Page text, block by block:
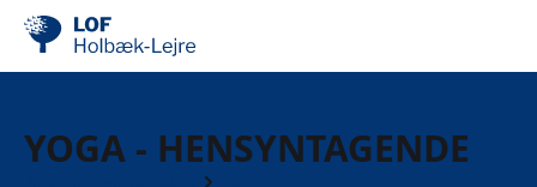
YOGA - HENSYNTAGENDE